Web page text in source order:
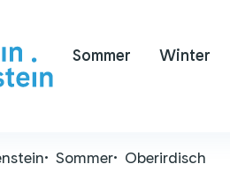
Sommer Winter
Sommer Oberirdisch